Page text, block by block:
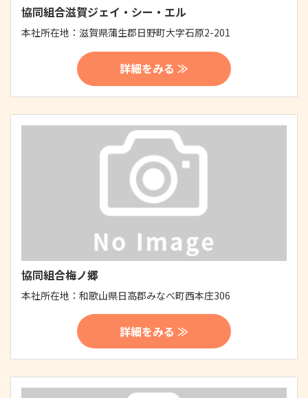
協同組合滋賀ジェイ・シー・エル
本社所在地： 滋賀県蒲生郡日野町大字石原2-201
詳細をみる ≫
協同組合梅ノ郷
本社所在地： 和歌山県日高郡みなべ町西本庄306
詳細をみる ≫